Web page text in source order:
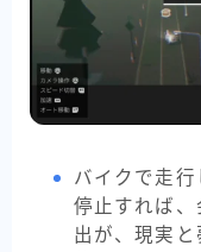
バイクで走行
停止すれば、
出が、現実